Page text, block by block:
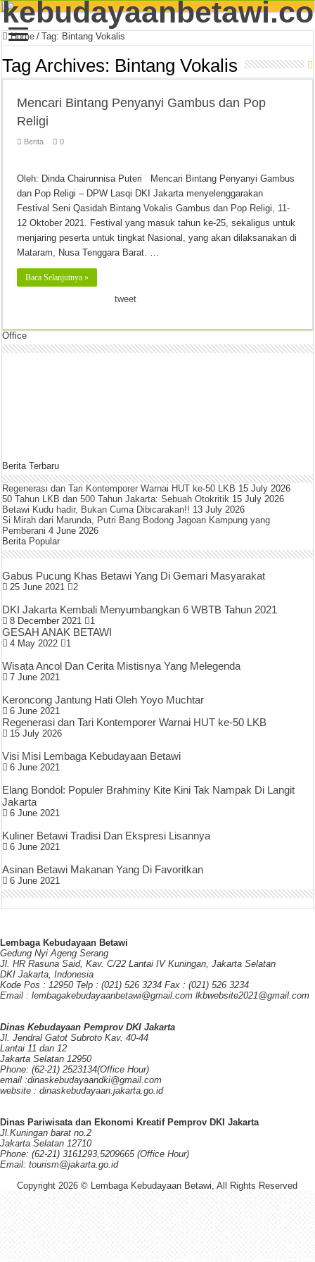
Home / Tag: Bintang Vokalis
Tag Archives: Bintang Vokalis
Mencari Bintang Penyanyi Gambus dan Pop
Religi
Berita 0
Oleh: Dinda Chairunnisa Puteri Mencari Bintang Penyanyi Gambus
dan Pop Religi – DPW Lasqi DKI Jakarta menyelenggarakan
Festival Seni Qasidah Bintang Vokalis Gambus dan Pop Religi, 11-
12 Oktober 2021. Festival yang masuk tahun ke-25, sekaligus untuk
menjaring peserta untuk tingkat Nasional, yang akan dilaksanakan di
Mataram, Nusa Tenggara Barat. …
Baca Selanjutnya »
tweet
Office
Berita Terbaru
Regenerasi dan Tari Kontemporer Warnai HUT ke-50 LKB 15 July 2026
50 Tahun LKB dan 500 Tahun Jakarta: Sebuah Otokritik 15 July 2026
Betawi Kudu hadir, Bukan Cuma Dibicarakan!! 13 July 2026
Si Mirah dari Marunda, Putri Bang Bodong Jagoan Kampung yang
Pemberani 4 June 2026
Berita Popular
Gabus Pucung Khas Betawi Yang Di Gemari Masyarakat
25 June 2021 2
DKI Jakarta Kembali Menyumbangkan 6 WBTB Tahun 2021
8 December 2021 1
GESAH ANAK BETAWI
4 May 2022 1
Wisata Ancol Dan Cerita Mistisnya Yang Melegenda
7 June 2021
Keroncong Jantung Hati Oleh Yoyo Muchtar
6 June 2021
Regenerasi dan Tari Kontemporer Warnai HUT ke-50 LKB
15 July 2026
Visi Misi Lembaga Kebudayaan Betawi
6 June 2021
Elang Bondol: Populer Brahminy Kite Kini Tak Nampak Di Langit
Jakarta
6 June 2021
Kuliner Betawi Tradisi Dan Ekspresi Lisannya
6 June 2021
Asinan Betawi Makanan Yang Di Favoritkan
6 June 2021
Lembaga Kebudayaan Betawi
Gedung Nyi Ageng Serang
Jl. HR Rasuna Said, Kav. C/22 Lantai IV Kuningan, Jakarta Selatan
DKI Jakarta, Indonesia
Kode Pos : 12950 Telp : (021) 526 3234 Fax : (021) 526 3234
Email : lembagakebudayaanbetawi@gmail.com lkbwebsite2021@gmail.com
Dinas Kebudayaan Pemprov DKI Jakarta
Jl. Jendral Gatot Subroto Kav. 40-44
Lantai 11 dan 12
Jakarta Selatan 12950
Phone: (62-21) 2523134(Office Hour)
email :dinaskebudayaandki@gmail.com
website : dinaskebudayaan.jakarta.go.id
Dinas Pariwisata dan Ekonomi Kreatif Pemprov DKI Jakarta
Jl.Kuningan barat no.2
Jakarta Selatan 12710
Phone: (62-21) 3161293,5209665 (Office Hour)
Email: tourism@jakarta.go.id
Copyright 2026 © Lembaga Kebudayaan Betawi, All Rights Reserved